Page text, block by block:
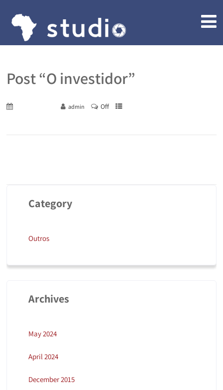
Post “O investidor”
admin Off
Category
Outros
Archives
May 2024
April 2024
December 2015